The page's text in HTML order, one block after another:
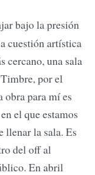
bajo la presión
cuestión artística
cercano, una sala
por el
obra para mí es
el que estamos
llenar la sala. Es
del off al
En abril